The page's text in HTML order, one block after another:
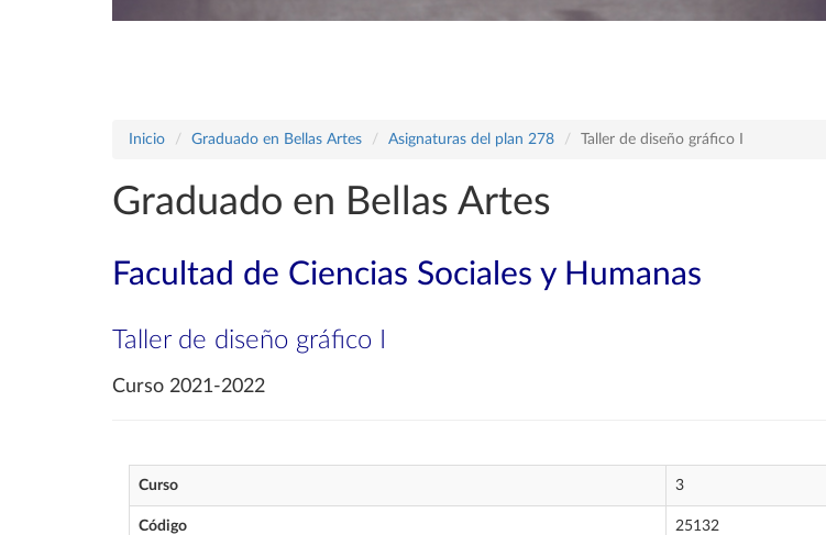
Inicio Graduado en Bellas Artes Asignaturas del plan 278 Taller de diseño gráfico I
Graduado en Bellas Artes
Facultad de Ciencias Sociales y Humanas
Taller de diseño gráfico I
Curso 2021-2022
Curso 3
Código 25132